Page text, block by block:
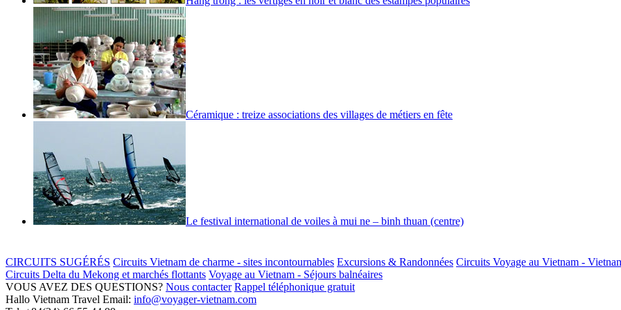
Céramique : treize associations des villages de métiers en fête
Le festival international de voiles à mui ne – binh thuan (centre)
CIRCUITS SUGÉRÉS Circuits Vietnam de charme - sites incontournables Excursions & Randonnées Circuits Voyage au Vietnam -
Circuits Delta du Mekong et marchés flottants Voyage au Vietnam - Séjours balnéaires
VOUS AVEZ DES QUESTIONS? Nous contacter Rappel téléphonique gratuit
Hallo Vietnam Travel Email: info@voyager-vietnam.com